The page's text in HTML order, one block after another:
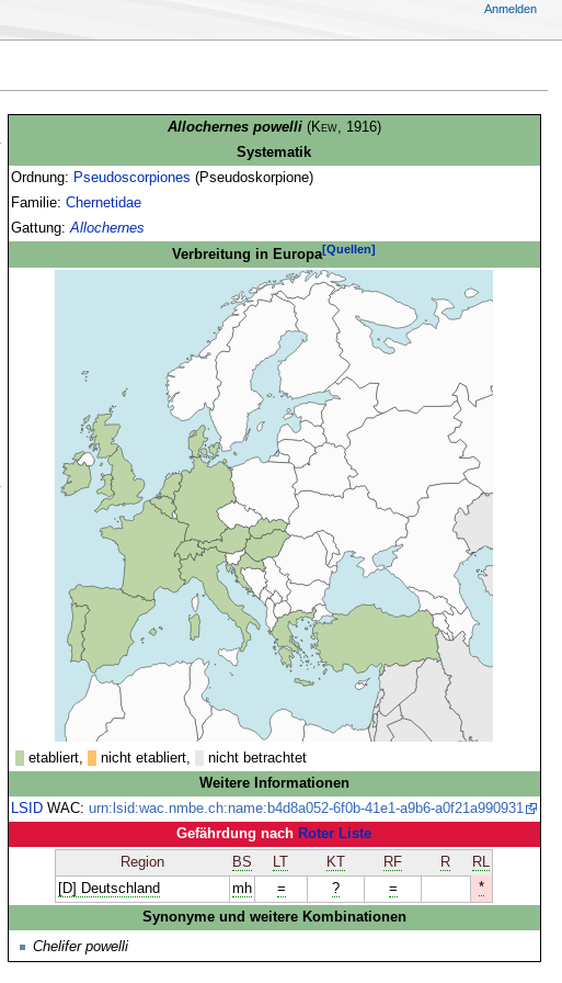
Allochernes powelli (Kew, 1916)
Systematik
Ordnung: Pseudoscorpiones (Pseudoskorpione)
Familie: Chernetidae
Gattung:Allochernes
Verbreitung in Europa[Quellen]
etabliert, nicht etabliert,
nicht betrachtet
Weitere Informationen
LSIDWAC: urn:lsid:wac.nmbe.ch:name:b4d8a052-6f0b-41e1-a9b6-a0f21a990931
Gefährdung nach Roter Liste
Region
BS LT KT RF R
RL
[D] Deutschland
mh = ? =
*
Synonyme und weitere Kombinationen
Chelifer powelli
Anmelden